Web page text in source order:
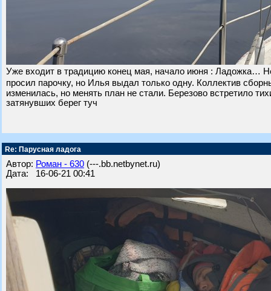
Уже входит в традицию конец мая, начало июня : Ладожка…
просил парочку, но Илья выдал только одну. Коллектив
изменилась, но менять план не стали. Березово встретило
затянувших берег туч
Re: Парусная ладога
Автор: Роман - 630 (---.bb.netbynet.ru)
Дата: 16-06-21 00:41